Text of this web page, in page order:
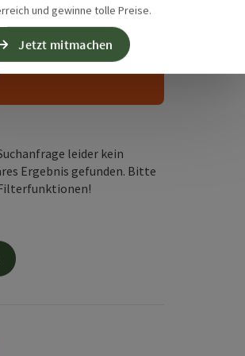
und gewinne tolle Preise.
Jetzt mitmachen
leider kein
Ergebnis gefunden. Bitte